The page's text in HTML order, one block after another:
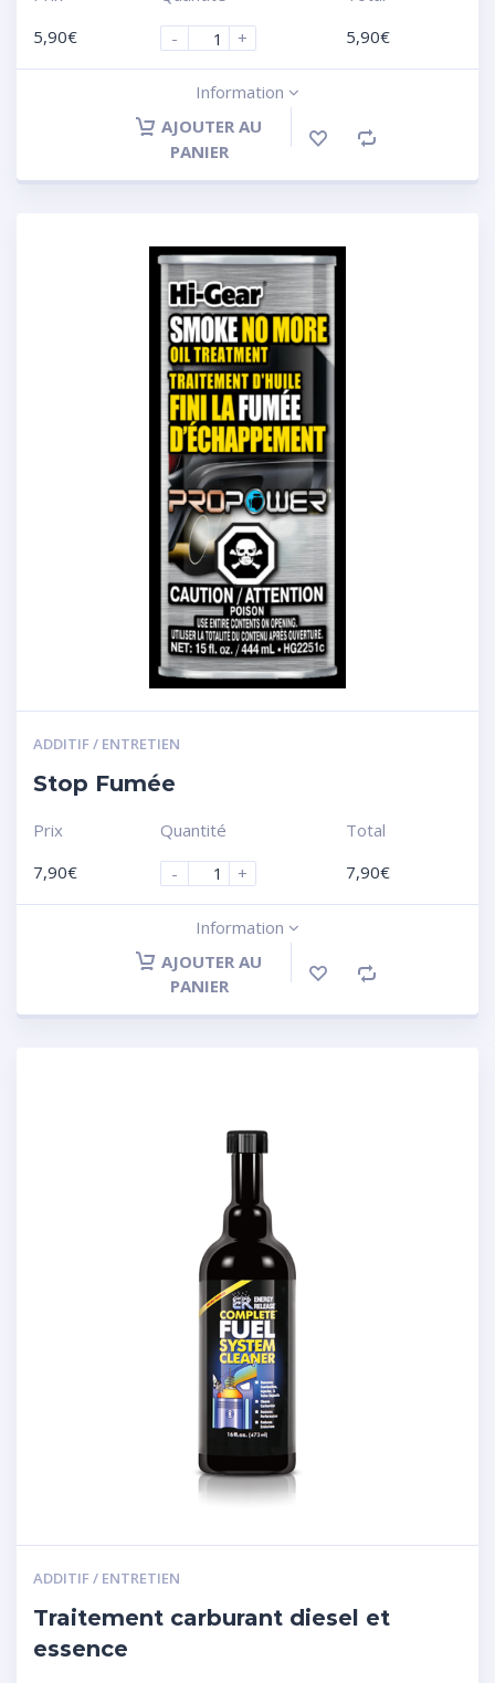
5,90€
-
+
5,90€
Information
AJOUTER AU
PANIER
ADDITIF / ENTRETIEN
Stop Fumée
Prix
7,90€
Quantité
-
+
Total
7,90€
Information
AJOUTER AU
PANIER
ADDITIF / ENTRETIEN
Traitement carburant diesel et
essence